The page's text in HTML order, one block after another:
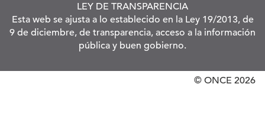
LEY DE TRANSPARENCIA
Esta web se ajusta a lo establecido en la Ley 19/2013, de
9 de diciembre, de transparencia, acceso a la información
pública y buen gobierno.
© ONCE 2026